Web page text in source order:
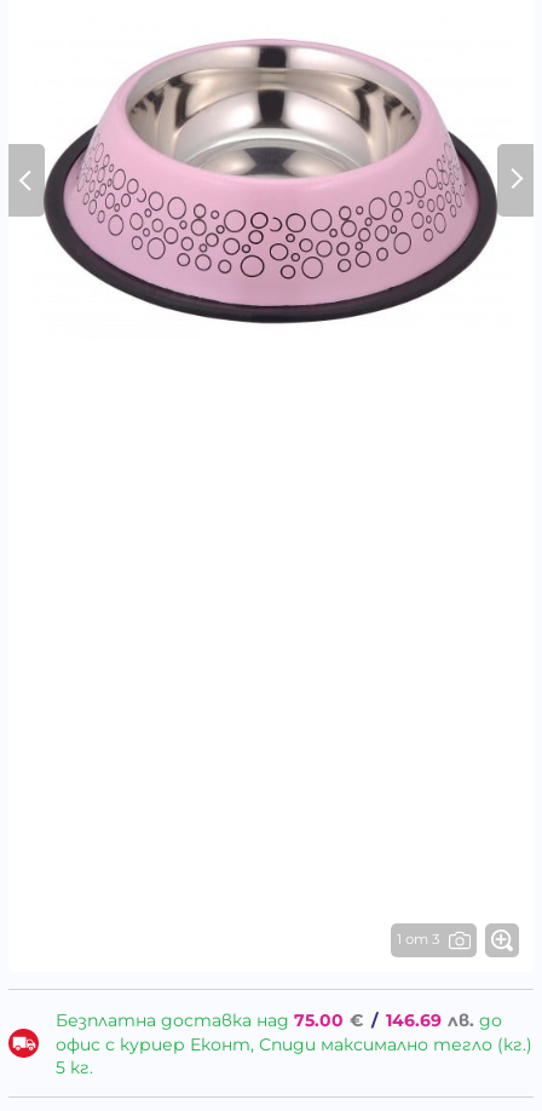
1 от 3
Безплатна доставка над 75.00 € / 146.69 лв. до
офис с куриер Еконт, Спиди максимално тегло (кг.)
5 кг.